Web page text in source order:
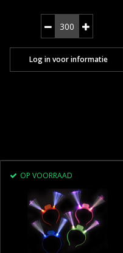
Log in voor informatie
OP VOORRAAD